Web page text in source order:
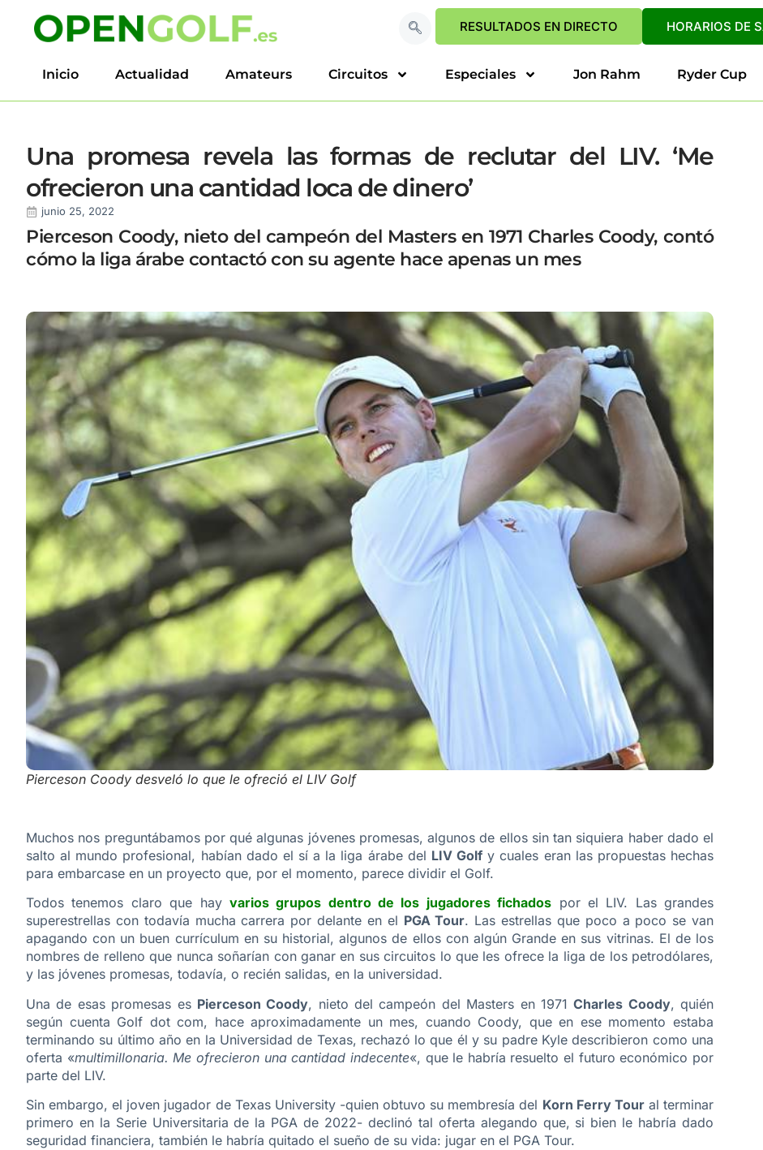
RESULTADOS EN DIRECTO HORARIOS DE
Inicio Actualidad Amateurs Circuitos Especiales Jon Rahm Ryder Cup
Una promesa revela las formas de reclutar del LIV. ‘Me
ofrecieron una cantidad loca de dinero’
junio 25, 2022
Pierceson Coody, nieto del campeón del Masters en 1971 Charles Coody, contó
cómo la liga árabe contactó con su agente hace apenas un mes
Pierceson Coody desveló lo que le ofreció el LIV Golf
Muchos nos preguntábamos por qué algunas jóvenes promesas, algunos de ellos sin tan siquiera haber dado el
salto al mundo profesional, habían dado el sí a la liga árabe del LIV Golf y cuales eran las propuestas hechas
para embarcase en un proyecto que, por el momento, parece dividir el Golf.
Todos tenemos claro que hay varios grupos dentro de los jugadores fichados por el LIV. Las grandes
superestrellas con todavía mucha carrera por delante en el PGA Tour. Las estrellas que poco a poco se van
apagando con un buen currículum en su historial, algunos de ellos con algún Grande en sus vitrinas. El de los
nombres de relleno que nunca soñarían con ganar en sus circuitos lo que les ofrece la liga de los petrodólares,
y las jóvenes promesas, todavía, o recién salidas, en la universidad.
Una de esas promesas es Pierceson Coody, nieto del campeón del Masters en 1971Charles Coody, quién
según cuenta Golf dot com, hace aproximadamente un mes, cuando Coody, que en ese momento estaba
terminando su último año en la Universidad de Texas, rechazó lo que él y su padre Kyle describieron como una
oferta «multimillonaria. Me ofrecieron una cantidad indecente«, que le habría resuelto el futuro económico por
parte del LIV.
Sin embargo, el joven jugador de Texas University -quien obtuvo su membresía del Korn Ferry Toural terminar
primero en la Serie Universitaria de la PGA de 2022- declinó tal oferta alegando que, si bien le habría dado
seguridad financiera, también le habría quitado el sueño de su vida: jugar en el PGA Tour.